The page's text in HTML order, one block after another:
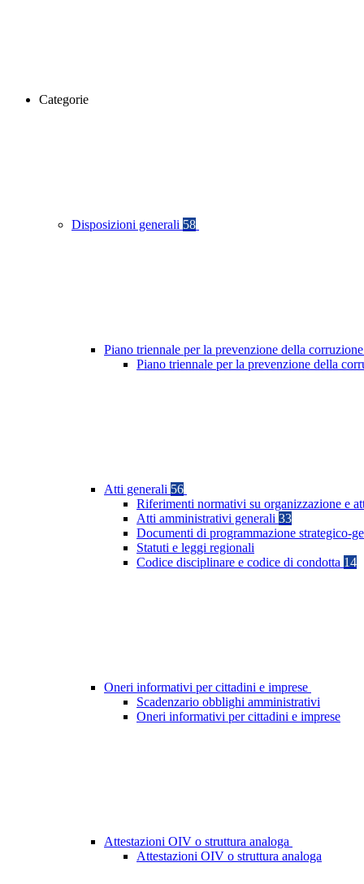
Categorie
Disposizioni generali 58
Piano triennale per la prevenzione della
Piano triennale per la prevenzione della
Atti generali 56
Riferimenti normativi su organizzazione e
Atti amministrativi generali 33
Documenti di programmazione strategico-
Statuti e leggi regionali
Codice disciplinare e codice di condotta 14
Oneri informativi per cittadini e imprese
Scadenzario obblighi amministrativi
Oneri informativi per cittadini e imprese
Attestazioni OIV o struttura analoga
Attestazioni OIV o struttura analoga